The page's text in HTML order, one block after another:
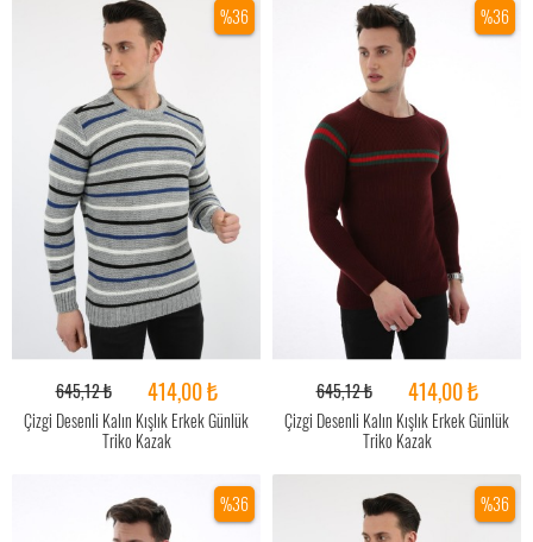
%36
645,12 ₺ 414,00 ₺
Çizgi Desenli Kalın Kışlık Erkek Günlük
Triko Kazak
%36
645,12 ₺ 414,00 ₺
Çizgi Desenli Kalın Kışlık Erkek Günlük
Triko Kazak
%36 %36